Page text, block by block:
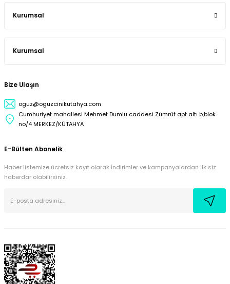
Kurumsal
Kurumsal
Bize Ulaşın
oguz@oguzcinikutahya.com
Cumhuriyet mahallesi Mehmet Dumlu caddesi Zümrüt apt altı b,blok
no/4 MERKEZ/KÜTAHYA
E-Bülten Abonelik
Haber listemize ücretsiz kayıt olarak İndirimler ve kampanyalardan ilk siz
haberdar olabilirsiniz.